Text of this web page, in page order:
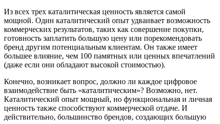
Из всех трех каталитическая ценность является самой
мощной. Один каталитический опыт удваивает возможность
коммерческих результатов, таких как совершение покупки,
готовность заплатить большую цену или порекомендовать
бренд другим потенциальным клиентам. Он также имеет
большее влияние, чем 100 памятных или ценных впечатлений
(даже если они обладают высокой стоимостью).
Конечно, возникает вопрос, должно ли каждое цифровое
взаимодействие быть «каталитическим»? Возможно, нет.
Каталитический опыт мощный, но функциональная и личная
ценность также способствуют коммерческой отдаче. И
действительно, большинство брендов, создающих большую